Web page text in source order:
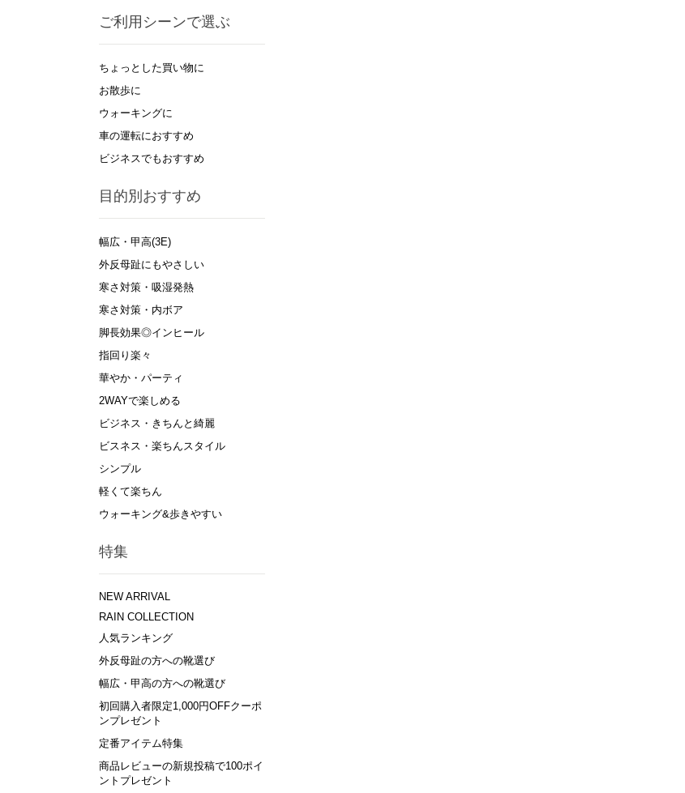
ご利用シーンで選ぶ
ちょっとした買い物に
お散歩に
ウォーキングに
車の運転におすすめ
ビジネスでもおすすめ
目的別おすすめ
幅広・甲高(3E)
外反母趾にもやさしい
寒さ対策・吸湿発熱
寒さ対策・内ボア
脚長効果◎インヒール
指回り楽々
華やか・パーティ
2WAYで楽しめる
ビジネス・きちんと綺麗
ビスネス・楽ちんスタイル
シンプル
軽くて楽ちん
ウォーキング&歩きやすい
特集
NEW ARRIVAL
RAIN COLLECTION
人気ランキング
外反母趾の方への靴選び
幅広・甲高の方への靴選び
初回購入者限定1,000円OFFクーポ
ンプレゼント
定番アイテム特集
商品レビューの新規投稿で100ポイ
ントプレゼント